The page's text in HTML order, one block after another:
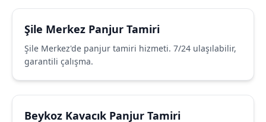
Şile Merkez Panjur Tamiri
Şile Merkez'de panjur tamiri hizmeti. 7/24 ulaşılabilir,
garantili çalışma.
Beykoz Kavacık Panjur Tamiri